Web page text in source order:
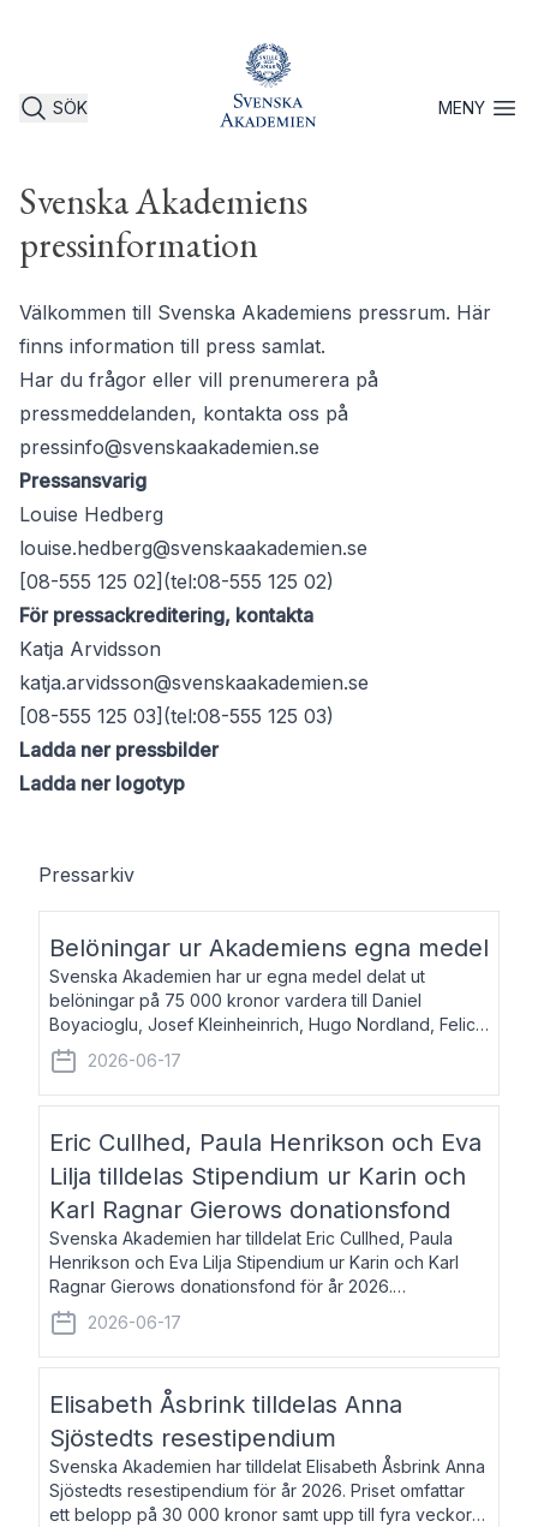
SÖK MENYÖppna
Svenska Akademiens
pressinformation
Välkommen till Svenska Akademiens pressrum. Här
finns information till press samlat.
Har du frågor eller vill prenumerera på
pressmeddelanden, kontakta oss på
pressinfo@svenskaakademien.se
Pressansvarig
Louise Hedberg
louise.hedberg@svenskaakademien.se
[08-555 125 02](tel:08-555 125 02)
För pressackreditering, kontakta
Katja Arvidsson
katja.arvidsson@svenskaakademien.se
[08-555 125 03](tel:08-555 125 03)
Ladda ner pressbilder
Ladda ner logotyp
Pressarkiv
Belöningar ur Akademiens egna medel
Svenska Akademien har ur egna medel delat ut
belöningar på 75 000 kronor vardera till Daniel
Boyacioglu, Josef Kleinheinrich, Hugo Nordland, Felicia
Stenroth och Svante Strandberg. Daniel Boyacioglu,
född 1981, är poet och scenartist. Josef
2026-06-17
Eric Cullhed, Paula Henrikson och Eva
Lilja tilldelas Stipendium ur Karin och
Karl Ragnar Gierows donationsfond
Svenska Akademien har tilldelat Eric Cullhed, Paula
Henrikson och Eva Lilja Stipendium ur Karin och Karl
Ragnar Gierows donationsfond för år 2026.
Stipendiebeloppet är på 70 000 kronor vardera. Eric
Cullhed, född 1985, är professor i grekis
2026-06-17
Elisabeth Åsbrink tilldelas Anna
Sjöstedts resestipendium
Svenska Akademien har tilldelat Elisabeth Åsbrink Anna
Sjöstedts resestipendium för år 2026. Priset omfattar
ett belopp på 30 000 kronor samt upp till fyra veckors